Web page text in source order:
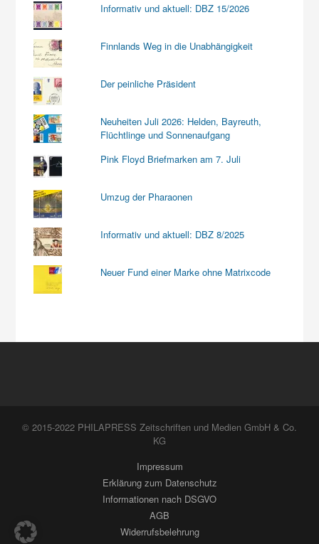
Informativ und aktuell: DBZ 15/2026
Finnlands Weg in die Unabhängigkeit
Der peinliche Präsident
Neuheiten Juli 2026: Helden, Bayreuth,
Flüchtlinge und Sonnenaufgang
Pink Floyd Briefmarken am 7. Juli
Umzug der Pharaonen
Informativ und aktuell: DBZ 8/2025
Neuer Fund einer Marke ohne Matrixcode
© 2015-2022 PHILAPRESS Zeitschriften und Medien GmbH & Co.
KG
Impressum
Erklärung zum Datenschutz
Informationen nach DSGVO
AGB
Widerrufsbelehrung